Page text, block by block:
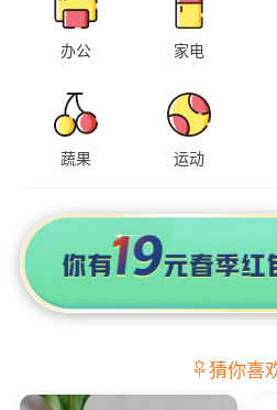
办公 家电
蔬果 运动
猜你喜